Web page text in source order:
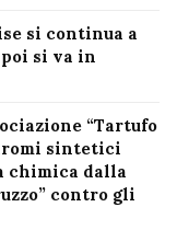
si continua a
si va in
“Tartufo
sintetici
chimica dalla
contro gli